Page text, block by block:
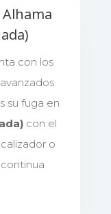
con los
su fuga en
con el
o